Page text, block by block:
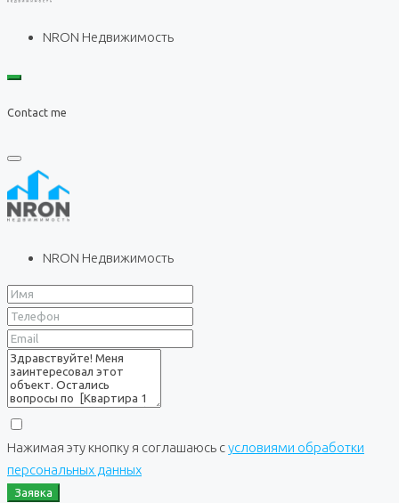
NRON Недвижимость
Contact me
NRON Недвижимость
Нажимая эту кнопку я соглашаюсь сусловиями обработки
персональных данных
Заявка